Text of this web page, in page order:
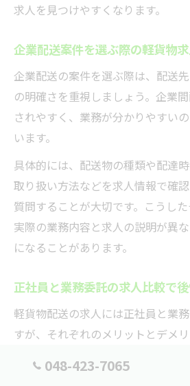
求人を見つけやすくなります。
企業配送案件を選ぶ際の軽貨物
企業配送の案件を選ぶ際は、配送
の明確さを重視しましょう。企業
されやすく、業務が分かりやすい
います。
具体的には、配送物の種類や配達
取り扱い方法などを求人情報で確
質問することが大切です。こうした
実際の業務内容と求人の説明が異
になることがあります。
正社員と業務委託の求人比較で
軽貨物配送の求人には正社員と業
すが、それぞれのメリットとデメ
や安定した給与が魅力ですが、勤
048-423-7065